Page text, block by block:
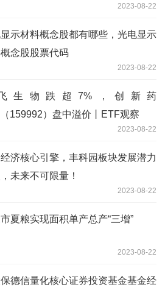
2023-08-22
示材料概念股都有哪些，光电显示
念股股票代码
2023-08-22
生物跌超7%，创新药
159992）盘中溢价丨ETF观察
2023-08-22
济核心引擎，丰科园板块发展潜力
未来不可限量！
2023-08-22
夏粮实现面积单产总产“三增”
2023-08-22
德信量化核心证券投资基金基金经